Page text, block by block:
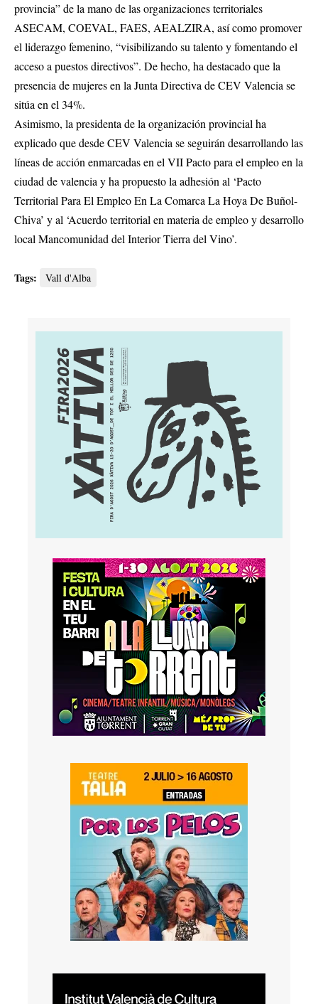
provincia” de la mano de las organizaciones territoriales
ASECAM, COEVAL, FAES, AEALZIRA, así como promover
el liderazgo femenino, “visibilizando su talento y fomentando el
acceso a puestos directivos”. De hecho, ha destacado que la
presencia de mujeres en la Junta Directiva de CEV Valencia se
sitúa en el 34%.
Asimismo, la presidenta de la organización provincial ha
explicado que desde CEV Valencia se seguirán desarrollando las
líneas de acción enmarcadas en el VII Pacto para el empleo en la
ciudad de valencia y ha propuesto la adhesión al ‘Pacto
Territorial Para El Empleo En La Comarca La Hoya De Buñol-
Chiva’ y al ‘Acuerdo territorial en materia de empleo y desarrollo
local Mancomunidad del Interior Tierra del Vino’.
Tags: Vall d'Alba